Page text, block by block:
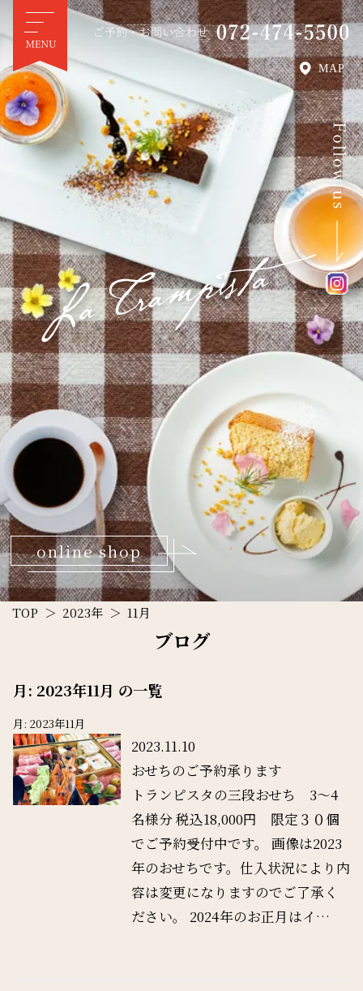
online shop
TOP 2023年 11月
ブログ
月: 2023年11月 の一覧
月: 2023年11月
2023.11.10
おせちのご予約承ります
トランピスタの三段おせち 3〜4
名様分 税込18,000円 限定３０個
でご予約受付中です。 画像は2023
年のおせちです。仕入状況により内
容は変更になりますのでご了承く
ださい。 2024年のお正月はイ…